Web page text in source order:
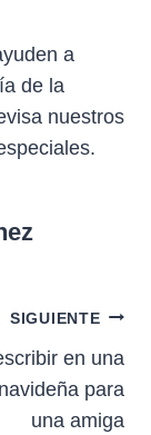
a
de la
nuestros
SIGUIENTE
en una
para
una amiga